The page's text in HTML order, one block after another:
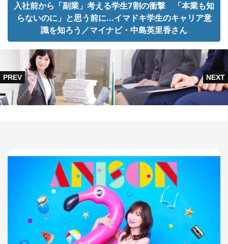
入社前から「副業」考える学生7割の衝撃 「本業も知
らないのに」と思う前に...イマドキ学生のキャリア意
識を知ろう／マイナビ・中島英里香さん